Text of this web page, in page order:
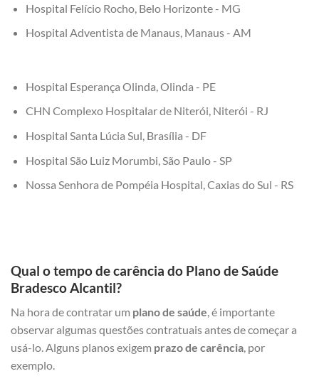
Hospital Felício Rocho, Belo Horizonte - MG
Hospital Adventista de Manaus, Manaus - AM
Hospital Esperança Olinda, Olinda - PE
CHN Complexo Hospitalar de Niterói, Niterói - RJ
Hospital Santa Lúcia Sul, Brasília - DF
Hospital São Luiz Morumbi, São Paulo - SP
Nossa Senhora de Pompéia Hospital, Caxias do Sul - RS
Qual o tempo de carência do Plano de Saúde
Bradesco Alcantil?
Na hora de contratar um plano de saúde, é importante
observar algumas questões contratuais antes de começar a
usá-lo. Alguns planos exigem prazo de carência, por
exemplo.